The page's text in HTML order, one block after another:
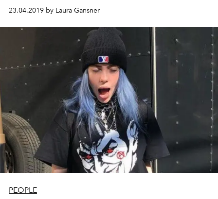
weshalb es sich lohnt, den Film anzusehen.
23.04.2019 by Laura Gansner
PEOPLE